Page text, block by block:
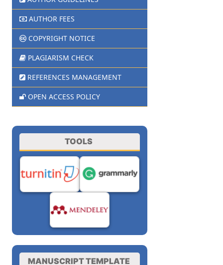
AUTHOR FEES
COPYRIGHT NOTICE
PLAGIARISM CHECK
REFERENCES MANAGEMENT
OPEN ACCESS POLICY
TOOLS
MANUSCRIPT TEMPLATE